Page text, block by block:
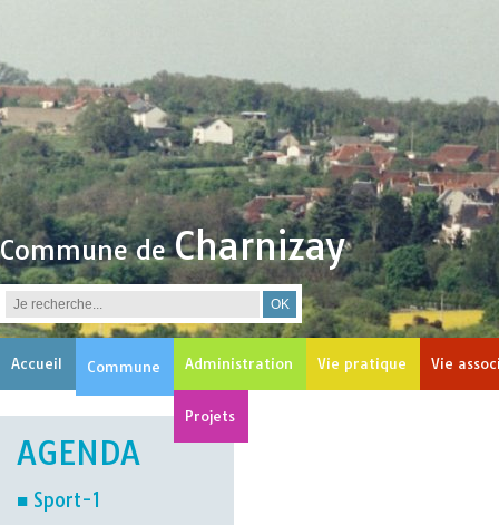
Commune deCharnizay
Accueil Commune Administration Vie pratique Vie
Projets
AGENDA
■ Sport-1